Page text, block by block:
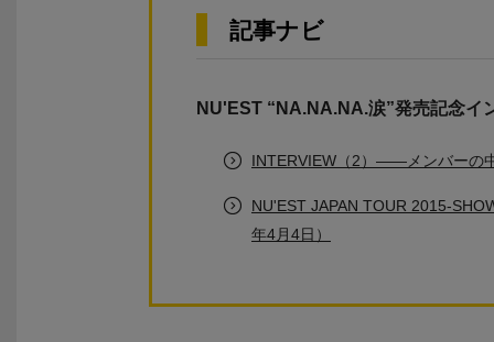
記事ナビ
NU'EST “NA.NA.NA.涙”発売記念イ
INTERVIEW（2）――メンバーの
NU'EST JAPAN TOUR 2015-
年4月4日）